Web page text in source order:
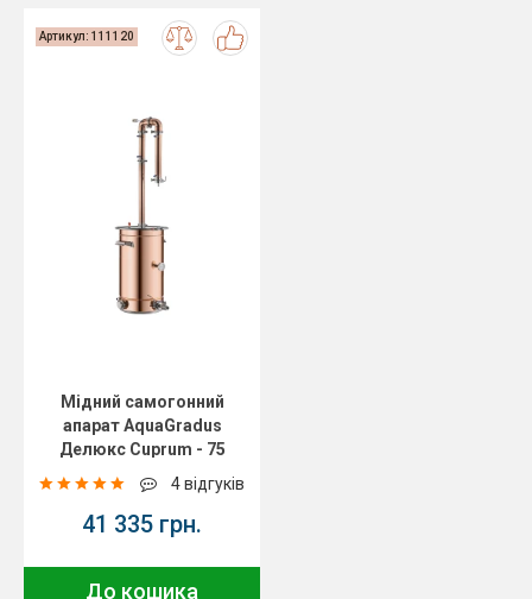
Артикул: 111120
Мідний самогонний
апарат AquaGradus
Делюкс Cuprum - 75
літрів
4 відгуків
41 335 грн.
До кошика